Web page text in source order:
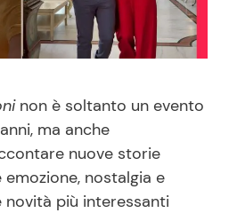
Cucina e Ricette
Dolci
Le Ricette in TV
non è soltanto un evento
ma anche
nuove storie
nostalgia e
novità più interessanti